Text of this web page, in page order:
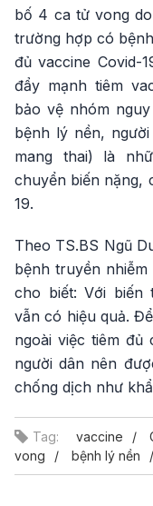
bố 4 ca tử vong
trường hợp có
đủ vaccine Covid-
đẩy mạnh tiêm
bảo vệ nhóm
bệnh lý nền,
mang thai) là
chuyển biến nặng,
19.
Theo TS.BS Ngũ
bệnh truyền
cho biết: Với biến
vẫn có hiệu quả.
ngoài việc tiêm đủ
người dân nên
chống dịch như
Tag: vaccine
vong
bệnh lý nền